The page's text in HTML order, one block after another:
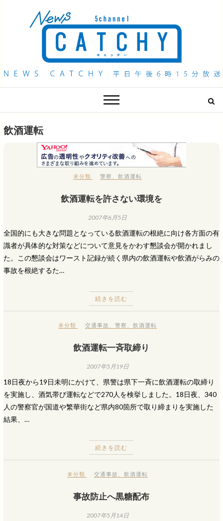
QAB NEWS Headline
飲酒運転
未分類 警察 、飲酒運転
飲酒運転を許さない環境を
2007年6月5日
全国的にも大きな問題となっている飲酒運転の根絶に向け各方面の有
識者が具体的な対策などについて意見をかわす懇談会が開かれまし
た。この懇談会はワースト記録が続く県内の飲酒運転や飲酒がらみの
事故を根絶するた…
続きを読む
未分類 交通事故 、警察 、飲酒運転
飲酒運転一斉取締り
2007年5月19日
18日夜から19日未明にかけて、県警は県下一斉に飲酒運転の取締り
を実施し、酒気帯び運転などで270人を検挙しました。18日夜、340
人の警察官が国道や繁華街など県内80箇所で取り締まりを実施した
結果、…
続きを読む
未分類 交通事故 、飲酒運転
事故防止へ黒糖配布
2007年5月14日